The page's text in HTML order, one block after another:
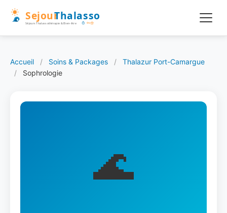
Accueil / Soins & Packages /
Thalazur Port-Camargue
/
Sophrologie
🌊